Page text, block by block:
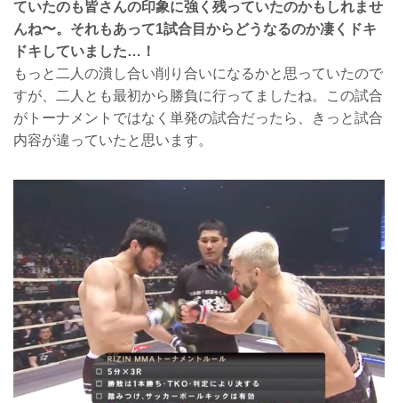
ていたのも皆さんの印象に強く残っていたのかもしれませ
んね〜。それもあって1試合目からどうなるのか凄くドキ
ドキしていました…！
もっと二人の潰し合い削り合いになるかと思っていたので
すが、二人とも最初から勝負に行ってましたね。この試合
がトーナメントではなく単発の試合だったら、きっと試合
内容が違っていたと思います。